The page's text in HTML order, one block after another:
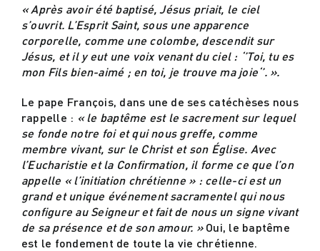
Contact
« Après avoir été baptisé, Jésus priait, le ciel
s’ouvrit. L’Esprit Saint, sous une apparence
corporelle, comme une colombe, descendit sur
Jésus, et il y eut une voix venant du ciel : ‘’Toi, tu es
mon Fils bien-aimé ; en toi, je trouve ma joie‘’. ».
Le pape François, dans une de ses catéchèses nous
rappelle : « le baptême est le sacrement sur lequel
se fonde notre foi et qui nous greffe, comme
membre vivant, sur le Christ et son Église. Avec
l’Eucharistie et la Confirmation, il forme ce que l’on
appelle « l’initiation chrétienne » : celle-ci est un
grand et unique événement sacramentel qui nous
configure au Seigneur et fait de nous un signe vivant
de sa présence et de son amour. »Oui, le baptême
est le fondement de toute la vie chrétienne.